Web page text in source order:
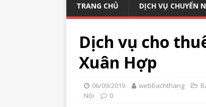
TRANG CHỦ DỊCH VỤ CHUYỂN
Dịch vụ cho
Xuân Hợp
06/09/2019 webbachthang
Nội
0